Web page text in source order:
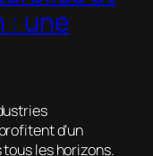
: une
d’un
les horizons.